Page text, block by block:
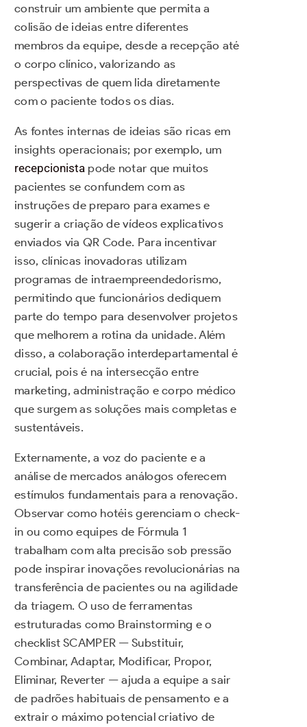
construir um ambiente que permita a
colisão de ideias entre diferentes
membros da equipe, desde a recepção até
o corpo clínico, valorizando as
perspectivas de quem lida diretamente
com o paciente todos os dias.
As fontes internas de ideias são ricas em
insights operacionais; por exemplo, um
recepcionista pode notar que muitos
pacientes se confundem com as
instruções de preparo para exames e
sugerir a criação de vídeos explicativos
enviados via QR Code. Para incentivar
isso, clínicas inovadoras utilizam
programas de intraempreendedorismo,
permitindo que funcionários dediquem
parte do tempo para desenvolver projetos
que melhorem a rotina da unidade. Além
disso, a colaboração interdepartamental é
crucial, pois é na intersecção entre
marketing, administração e corpo médico
que surgem as soluções mais completas e
sustentáveis.
Externamente, a voz do paciente e a
análise de mercados análogos oferecem
estímulos fundamentais para a renovação.
Observar como hotéis gerenciam o check-
in ou como equipes de Fórmula 1
trabalham com alta precisão sob pressão
pode inspirar inovações revolucionárias na
transferência de pacientes ou na agilidade
da triagem. O uso de ferramentas
estruturadas como Brainstorming e o
checklist SCAMPER — Substituir,
Combinar, Adaptar, Modificar, Propor,
Eliminar, Reverter — ajuda a equipe a sair
de padrões habituais de pensamento e a
extrair o máximo potencial criativo de